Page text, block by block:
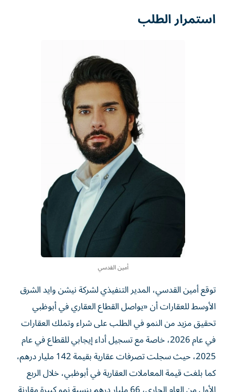
استمرار الطلب
أمين القدسي
توقع أمين القدسي، المدير التنفيذي لشركة نيشن وايد الشرق
الأوسط للعقارات أن «يواصل القطاع العقاري في أبوظبي
تحقيق مزيد من النمو في الطلب على شراء وتملك العقارات
في عام 2026، خاصة مع تسجيل أداء إيجابي للقطاع في عام
2025، حيث سجلت تصرفات عقارية بقيمة 142 مليار درهم،
كما بلغت قيمة المعاملات العقارية في أبوظبي، خلال الربع